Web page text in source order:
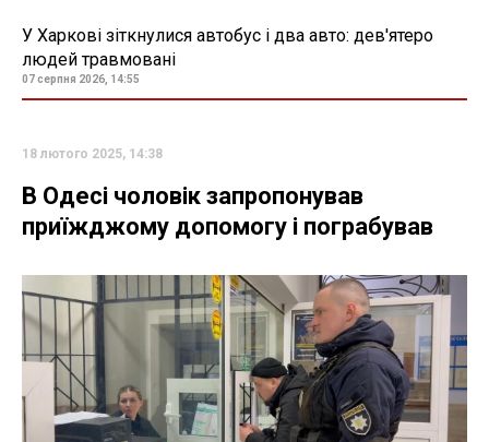
У Харкові зіткнулися автобус і два авто: дев'ятеро
людей травмовані
07 серпня 2026, 14:55
18 лютого 2025, 14:38
В Одесі чоловік запропонував
приїжджому допомогу і пограбував